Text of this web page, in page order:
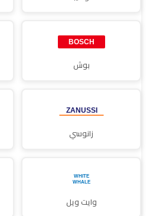
بوش
زانوسي
وايت ويل